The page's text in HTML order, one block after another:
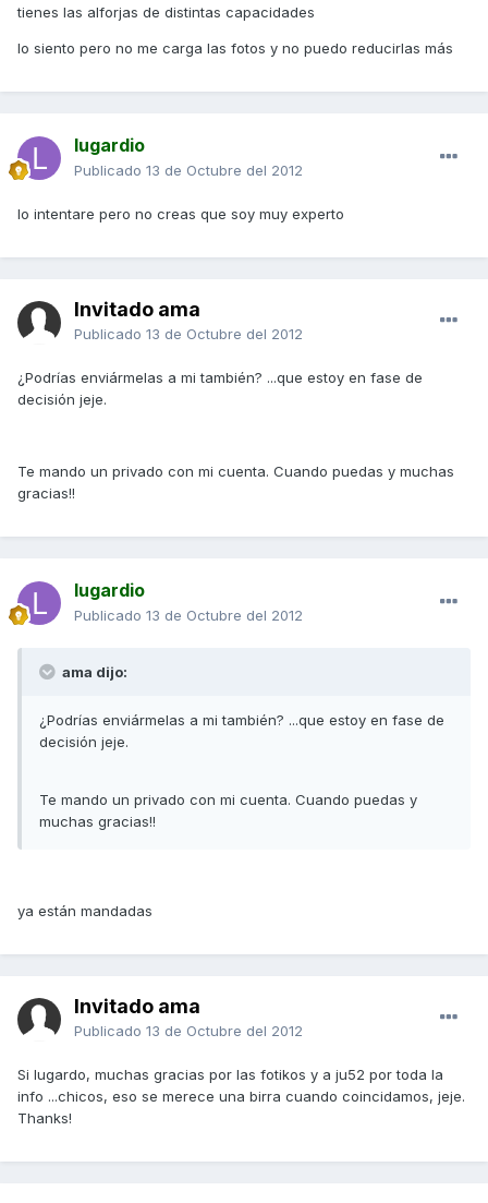
tienes las alforjas de distintas capacidades
lo siento pero no me carga las fotos y no puedo reducirlas más
lugardio
Publicado 13 de Octubre del 2012
lo intentare pero no creas que soy muy experto
Invitado ama
Publicado 13 de Octubre del 2012
¿Podrías enviármelas a mi también? ...que estoy en fase de
decisión jeje.
Te mando un privado con mi cuenta. Cuando puedas y muchas
gracias!!
lugardio
Publicado 13 de Octubre del 2012
ama dijo:
¿Podrías enviármelas a mi también? ...que estoy en fase de
decisión jeje.
Te mando un privado con mi cuenta. Cuando puedas y
muchas gracias!!
ya están mandadas
Invitado ama
Publicado 13 de Octubre del 2012
Si lugardo, muchas gracias por las fotikos y a ju52 por toda la
info ...chicos, eso se merece una birra cuando coincidamos, jeje.
Thanks!